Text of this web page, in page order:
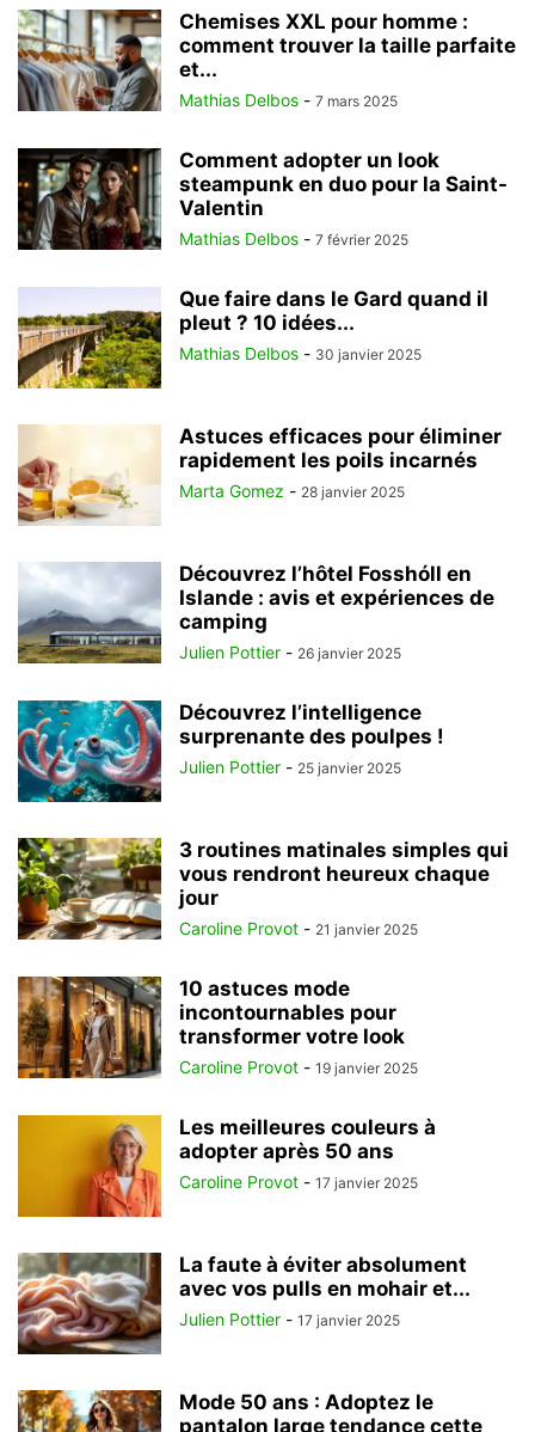
Chemises XXL pour homme :
comment trouver la taille parfaite
et...
Mathias Delbos - 7 mars 2025
Comment adopter un look
steampunk en duo pour la Saint-
Valentin
Mathias Delbos - 7 février 2025
Que faire dans le Gard quand il
pleut ? 10 idées...
Mathias Delbos - 30 janvier 2025
Astuces efficaces pour éliminer
rapidement les poils incarnés
Marta Gomez - 28 janvier 2025
Découvrez l’hôtel Fosshóll en
Islande : avis et expériences de
camping
Julien Pottier - 26 janvier 2025
Découvrez l’intelligence
surprenante des poulpes !
Julien Pottier - 25 janvier 2025
3 routines matinales simples qui
vous rendront heureux chaque
jour
Caroline Provot - 21 janvier 2025
10 astuces mode
incontournables pour
transformer votre look
Caroline Provot - 19 janvier 2025
Les meilleures couleurs à
adopter après 50 ans
Caroline Provot - 17 janvier 2025
La faute à éviter absolument
avec vos pulls en mohair et...
Julien Pottier - 17 janvier 2025
Mode 50 ans : Adoptez le
pantalon large tendance cette